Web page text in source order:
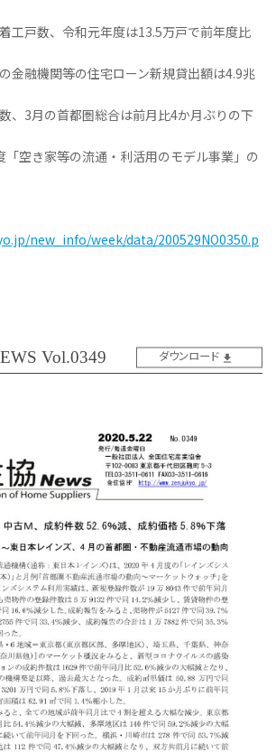
工戸数、令和元年度は13.5万戸で前年度比
金融機関等の住宅ローン新規貸出額は4.9兆
、3月の首都圏総合は前月比4か月ぶりの下
空き家等の流通・利活用のモデル事業」の
new_info/week/data/200529NO0350.p
Vol.0349 ダウンロード